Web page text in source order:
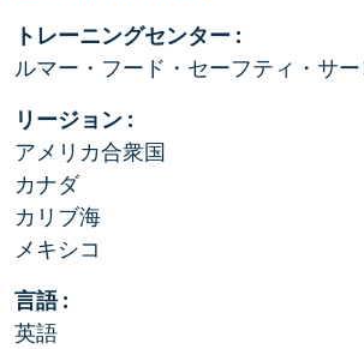
トレーニングセンター :
ルマー・フード・セーフティ・サ
リージョン :
アメリカ合衆国
カナダ
カリブ海
メキシコ
言語 :
英語